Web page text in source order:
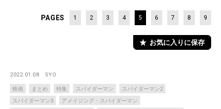
PAGES 1 2 3 4 5 6 7 8 9
お気に入りに保存
2022.01.08 SYO
映画 まとめ 特集 スパイダーマン
スパイダーマン2
スパイダーマン3
アメイジング・スパイダーマン